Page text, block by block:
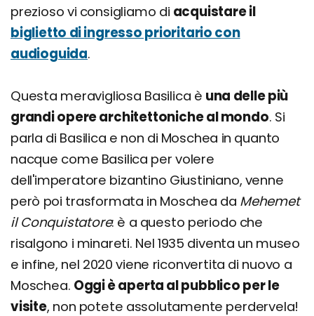
prezioso vi consigliamo di acquistare il
biglietto di ingresso prioritario con
audioguida.
Questa meravigliosa Basilica è una delle più
grandi opere architettoniche al mondo. Si
parla di Basilica e non di Moschea in quanto
nacque come Basilica per volere
dell'imperatore bizantino Giustiniano, venne
però poi trasformata in Moschea da Mehemet
il Conquistatore: è a questo periodo che
risalgono i minareti. Nel 1935 diventa un museo
e infine, nel 2020 viene riconvertita di nuovo a
Moschea. Oggi è aperta al pubblico per le
visite, non potete assolutamente perdervela!